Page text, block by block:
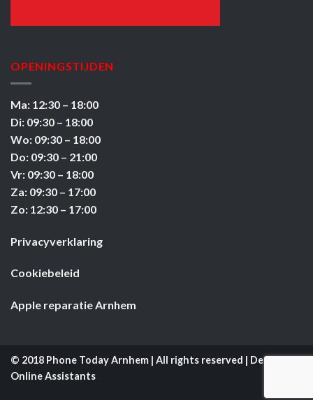
OPENINGSTIJDEN
Ma: 12:30 – 18:00
Di: 09:30 – 18:00
Wo: 09:30 – 18:00
Do: 09:30 – 21:00
Vr: 09:30 – 18:00
Za: 09:30 – 17:00
Zo: 12:30 – 17:00
Privacyverklaring
Cookiebeleid
Apple reparatie Arnhem
© 2018 Phone Today Arnhem | All rights reserved | Design by:
Online Assistants